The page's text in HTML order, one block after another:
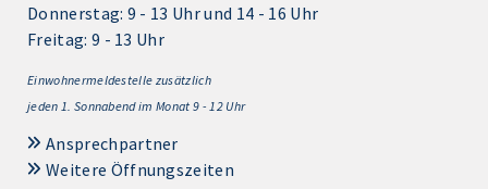
Donnerstag: 9 - 13 Uhr und 14 - 16 Uhr
Freitag: 9 - 13 Uhr
Einwohnermeldestelle zusätzlich
jeden 1. Sonnabend im Monat 9 - 12 Uhr
Ansprechpartner
Weitere Öffnungszeiten